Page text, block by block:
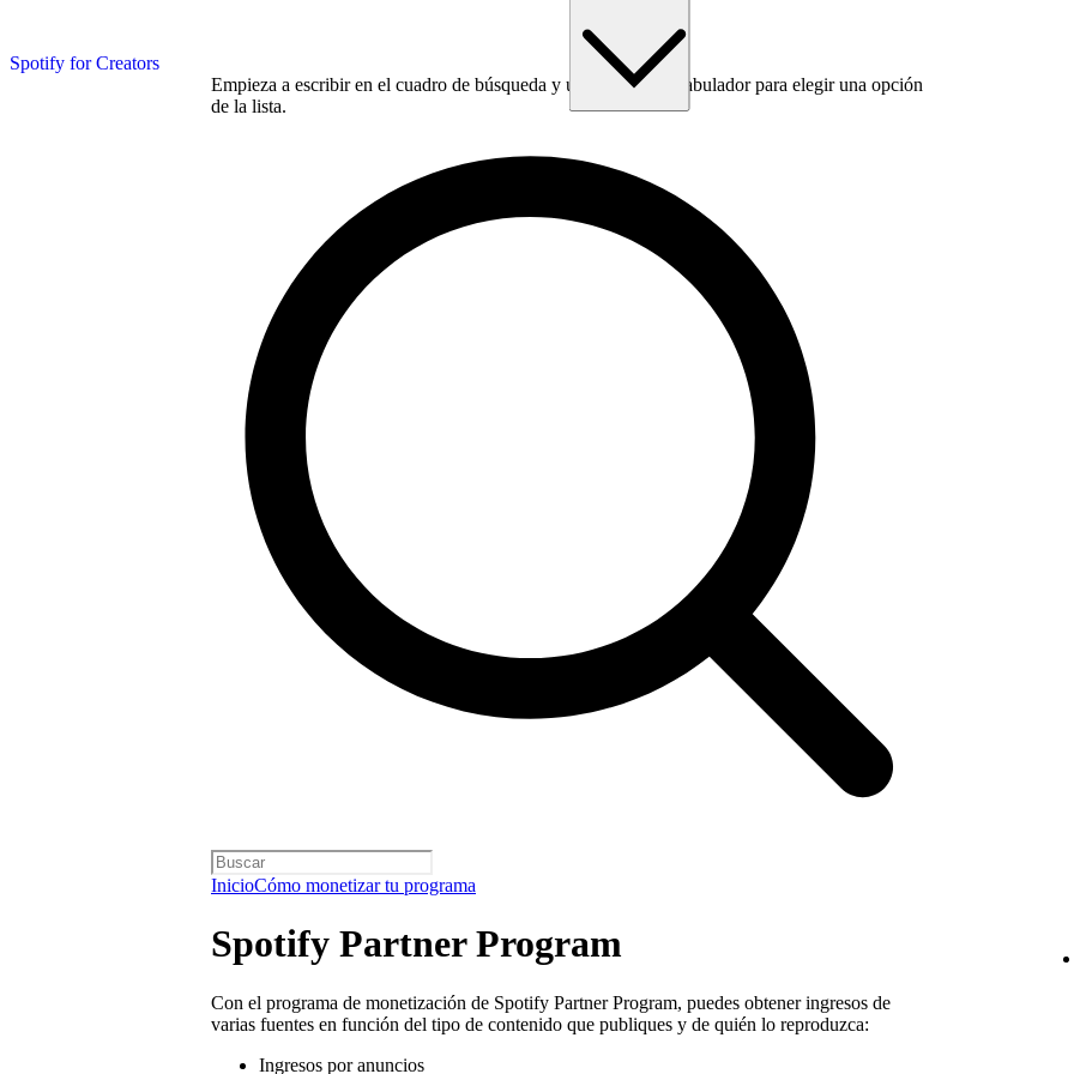
Spotify for Creators
Empieza a escribir en el cuadro de búsqueda y utiliza la tecla Tabulador para elegir una opción
de la lista.
InicioCómo monetizar tu programa
Spotify Partner Program
Con el programa de monetización de Spotify Partner Program, puedes obtener ingresos de
varias fuentes en función del tipo de contenido que publiques y de quién lo reproduzca:
Ingresos por anuncios